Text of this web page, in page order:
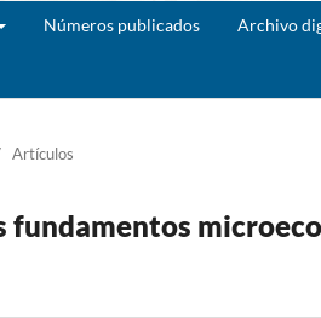
Números publicados Archivo
Artículos
fundamentos